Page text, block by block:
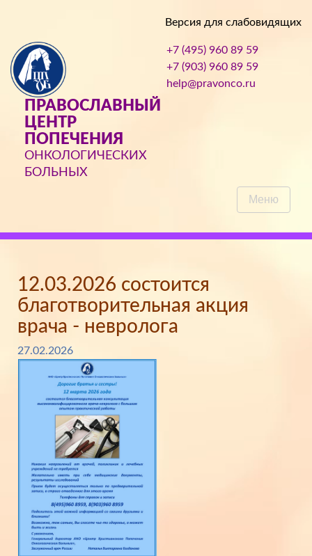
Версия для слабовидящих
ПРАВОСЛАВНЫЙ
ЦЕНТР
ПОПЕЧЕНИЯ
ОНКОЛОГИЧЕСКИХ
БОЛЬНЫХ
+7 (495) 960 89 59
+7 (903) 960 89 59
help@pravonco.ru
Меню
12.03.2026 состоится
благотворительная акция
врача - невролога
27.02.2026